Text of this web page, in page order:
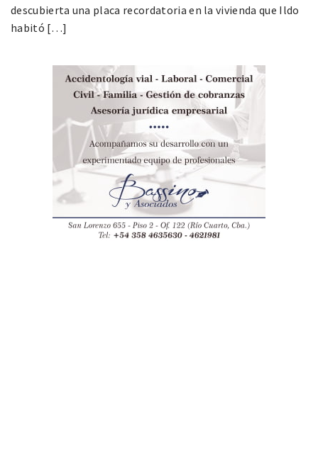
descubierta una placa recordatoria en la vivienda que Ildo
habitó […]